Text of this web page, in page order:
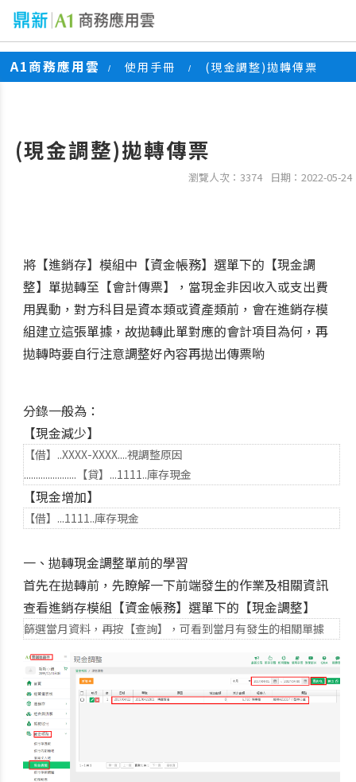
A1商務應用雲 / 使用手冊 / (現金調整)拋轉傳票
(現金調整)拋轉傳票
瀏覽人次：3374 日期：2022-05-24
將【進銷存】模組中【資金帳務】選單下的【現金調
整】單拋轉至【會計傳票】，當現金非因收入或支出費
用異動，對方科目是資本類或資產類前，會在進銷存模
組建立這張單據，故拋轉此單對應的會計項目為何，再
拋轉時要自行注意調整好內容再拋出傳票喲
分錄一般為：
【現金減少】
【借】..XXXX-XXXX....視調整原因
......................【貸】...1111..庫存現金
【現金增加】
【借】...1111..庫存現金
一、拋轉現金調整單前的學習
首先在拋轉前，先瞭解一下前端發生的作業及相關資訊
查看進銷存模組【資金帳務】選單下的【現金調整】
篩選當月資料，再按【查詢】，可看到當月有發生的相關單據